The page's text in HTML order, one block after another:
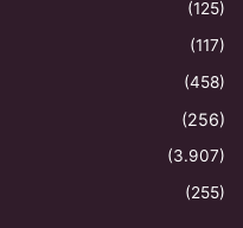
(125)
(117)
(458)
(256)
(3.907)
(255)